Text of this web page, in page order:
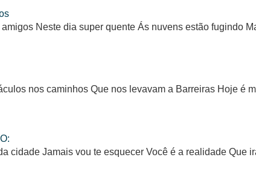
Neste dia super quente Ás nuvens estão fugindo
nos caminhos Que nos levavam a Barreiras Hoje é
cidade Jamais vou te esquecer Você é a realidade Que